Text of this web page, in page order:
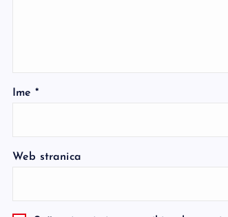
Ime *
Web stranica